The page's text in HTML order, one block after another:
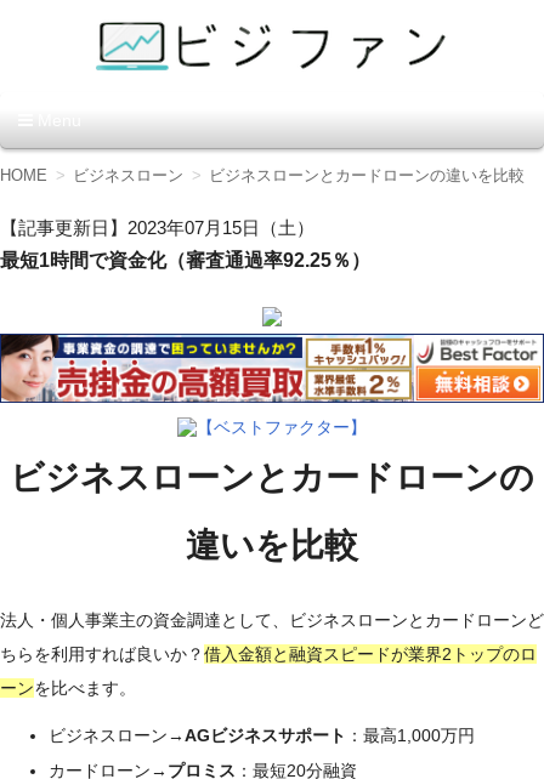
ン】
コ
テ
ン
ツ
動
HOME ビジネスローン ビジネスローンとカードローンの違いを比較
【記事更新日】2023年07月15日（土）
最短1時間で資金化（審査通過率92.25％）
【ベストファクター】
ビジネスローンとカードローンの
違いを比較
法人・個人事業主の資金調達として、ビジネスローンとカードローンど
ちらを利用すれば良いか？借入金額と融資スピードが業界2トップのロ
ーンを比べます。
ビジネスローン→AGビジネスサポート ：最高1,000万円
カードローン→ プロミス ：最短20分融資